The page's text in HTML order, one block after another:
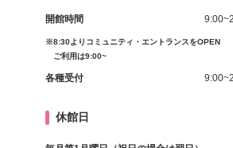
開館時間
※8:30よりコミュニティ・エントランスをOPEN
ご利用は9:00~
各種受付
休館日